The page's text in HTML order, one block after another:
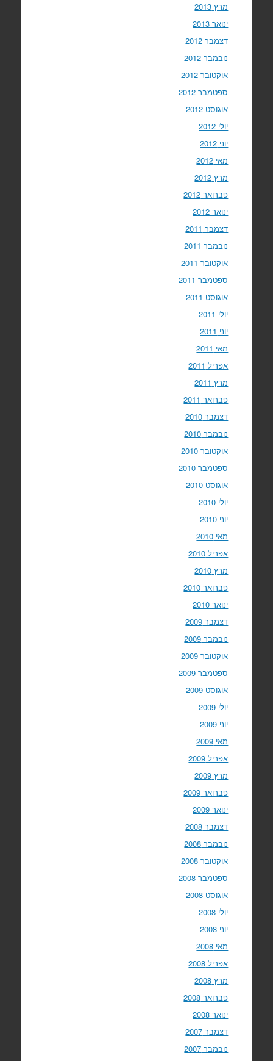
מרץ 2013
ינואר 2013
דצמבר 2012
נובמבר 2012
אוקטובר 2012
ספטמבר 2012
אוגוסט 2012
יולי 2012
יוני 2012
מאי 2012
מרץ 2012
פברואר 2012
ינואר 2012
דצמבר 2011
נובמבר 2011
אוקטובר 2011
ספטמבר 2011
אוגוסט 2011
יולי 2011
יוני 2011
מאי 2011
אפריל 2011
מרץ 2011
פברואר 2011
דצמבר 2010
נובמבר 2010
אוקטובר 2010
ספטמבר 2010
אוגוסט 2010
יולי 2010
יוני 2010
מאי 2010
אפריל 2010
מרץ 2010
פברואר 2010
ינואר 2010
דצמבר 2009
נובמבר 2009
אוקטובר 2009
ספטמבר 2009
אוגוסט 2009
יולי 2009
יוני 2009
מאי 2009
אפריל 2009
מרץ 2009
פברואר 2009
ינואר 2009
דצמבר 2008
נובמבר 2008
אוקטובר 2008
ספטמבר 2008
אוגוסט 2008
יולי 2008
יוני 2008
מאי 2008
אפריל 2008
מרץ 2008
פברואר 2008
ינואר 2008
דצמבר 2007
נובמבר 2007